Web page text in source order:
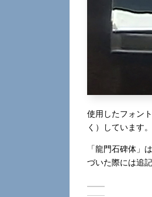
使用したフォン
く）しています。
「龍門石碑体」
づいた際には追記